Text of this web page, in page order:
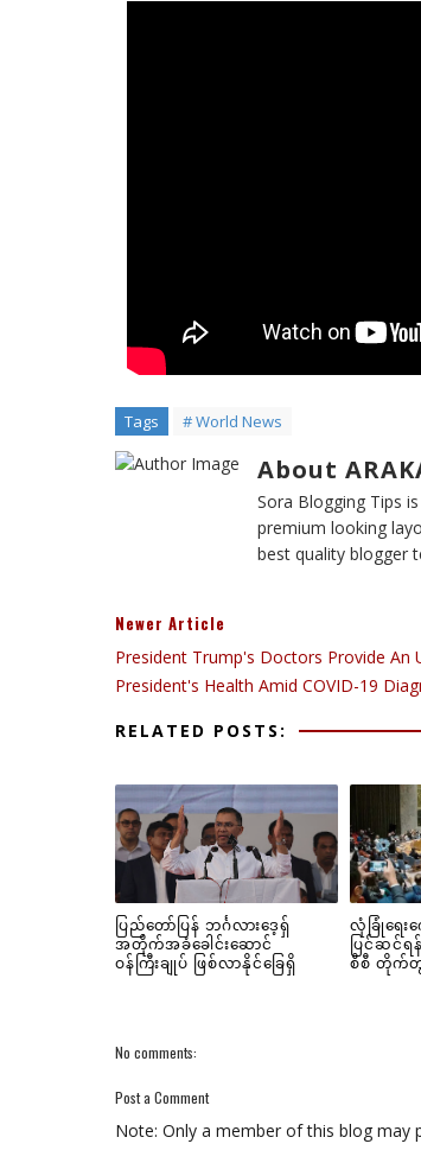
Tags # World News
About
Sora Blogging Tips
premium looking
best quality blogger
Newer Article
President Trump's Doctors Provide An
President's Health Amid COVID-19
RELATED POSTS:
ပြည်တော်ပြန် ဘင်္ဂလားဒေ့ရှ်
အတိုက်အခံခေါင်းဆောင်
ဝန်ကြီးချုပ် ဖြစ်လာနိုင်ခြေရှိ
လုံခြုံရေး
ပြင်ဆင်
စီစီ တိုက်တွ
No comments:
Post a Comment
Note: Only a member of this blog may